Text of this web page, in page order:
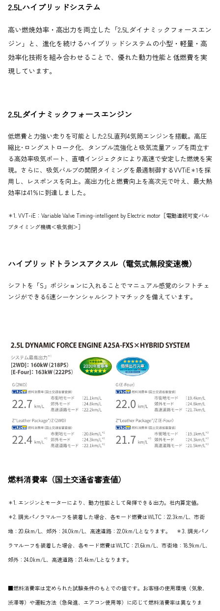
2.5Lハイブリッドシステム
高い燃焼効率・高出力を両立した「2.5Lダイナミックフォースエン
ジン」と、進化を続けるハイブリッドシステムの小型・軽量・高
効率化技術を組み合わせることで、優れた動力性能と低燃費を実
現しています。
2.5Lダイナミックフォースエンジン
低燃費と力強い走りを可能とした2.5L直列4気筒エンジンを搭載。高圧
縮比･ロングストローク化、タンブル流強化と吸気流量アップを両立す
る高効率吸気ポート、直噴インジェクタにより高速で安定した燃焼を実
現。さらに、吸気バルブの開閉タイミングを最適制御するVVTiE＊1を採
用し、レスポンスを向上。高出力化と燃費向上を高次元で叶え、最大熱
効率は41%に到達しました。
＊1. VVT-iE：Variable Valve Timing-intelligent by Electric motor［電動連続可変バル
ブタイミング機構＜吸気側＞］
ハイブリッドトランスアクスル（電気式無段変速機）
シフトを「S」ポジションに入れることでマニュアル感覚のシフトチェ
ンジができる6速シーケンシャルシフトマチックを備えています。
燃料消費率（国土交通省審査値）
＊1. エンジンとモーターにより、動力性能として発揮できる出力。社内算定値。
＊2. 調光パノラマルーフを装着した場合、各モード燃費はWLTC：22.3km/L、市街
地：20.6km/L、郊外：24.0km/L、高速道路：22.0km/Lとなります。 ＊3. 調光パノ
ラマルーフを装着した場合、各モード燃費はWLTC：21.6km/L、市街地：18.9km/L、
郊外：24.0km/L、高速道路：21.4km/Lとなります。
■燃料消費率は定められた試験条件のもとでの値です。お客様の使用環境（気象、
渋滞等）や運転方法（急発進、エアコン使用等）に応じて燃料消費率は異なりま